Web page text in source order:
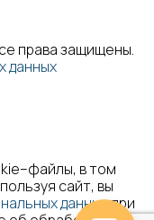
права защищены.
данных
в том
сайт, вы
данныхпри